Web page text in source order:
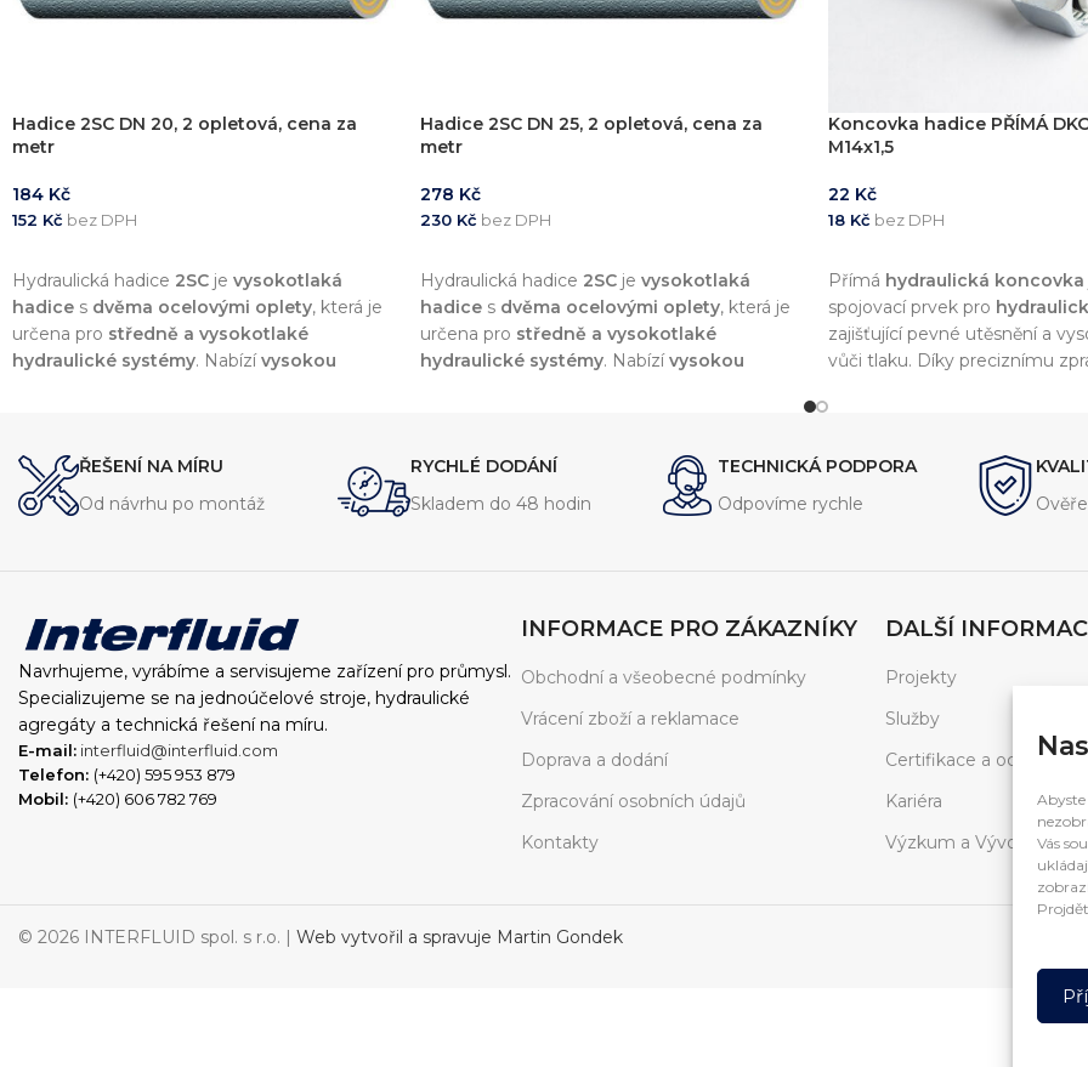
Vás
Hadice 2SC DN 20, 2 opletová, cena za
metr
184 Kč
152 Kč bez DPH
Hydraulická hadice 2SC je vysokotlaká
hadice s dvěma ocelovými oplety, která je
určena pro středně a vysokotlaké
hydraulické systémy. Nabízívysokou
Hadice 2SC DN 25, 2 opletová, cena za
metr
278 Kč
230 Kč bez DPH
Hydraulická hadice 2SC je vysokotlaká
hadice s dvěma ocelovými oplety, která je
určena pro středně a vysokotlaké
hydraulické systémy. Nabízívysokou
Koncovka hadice PŘÍMÁ
M14x1,5
22 Kč
18 Kč bez DPH
Přímá hydraulická koncovka
spojovací prvek pro
zajišťující pevné utěsnění a
vůči tlaku. Díky preciznímu
ŘEŠENÍ NA MÍRU
Od návrhu po montáž
RYCHLÉ DODÁNÍ
Skladem do 48 hodin
TECHNICKÁ PODPORA
Odpovíme rychle
Navrhujeme, vyrábíme a servisujeme zařízení pro průmysl.
Specializujeme se na jednoúčelové stroje, hydraulické
agregáty a technická řešení na míru.
E-mail: interfluid@interfluid.com
Telefon: (+420) 595 953 879
Mobil: (+420) 606 782 769
INFORMACE PRO ZÁKAZNÍKY
Obchodní a všeobecné podmínky
Vrácení zboží a reklamace
Doprava a dodání
Zpracování osobních údajů
Kontakty
DALŠÍ
Projekty
Služby
Certifikace a ocenění
Kariéra
Výzkum a Vývoj
© 2026 INTERFLUID spol. s r.o. | Web vytvořil a spravuje Martin Gondek